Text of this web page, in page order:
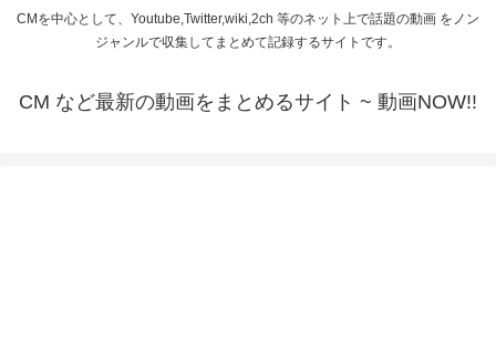
CMを中心として、Youtube,Twitter,wiki,2ch 等のネット上で話題の動画 をノン
ジャンルで収集してまとめて記録するサイトです。
CM など最新の動画をまとめるサイト ~ 動画NOW!!